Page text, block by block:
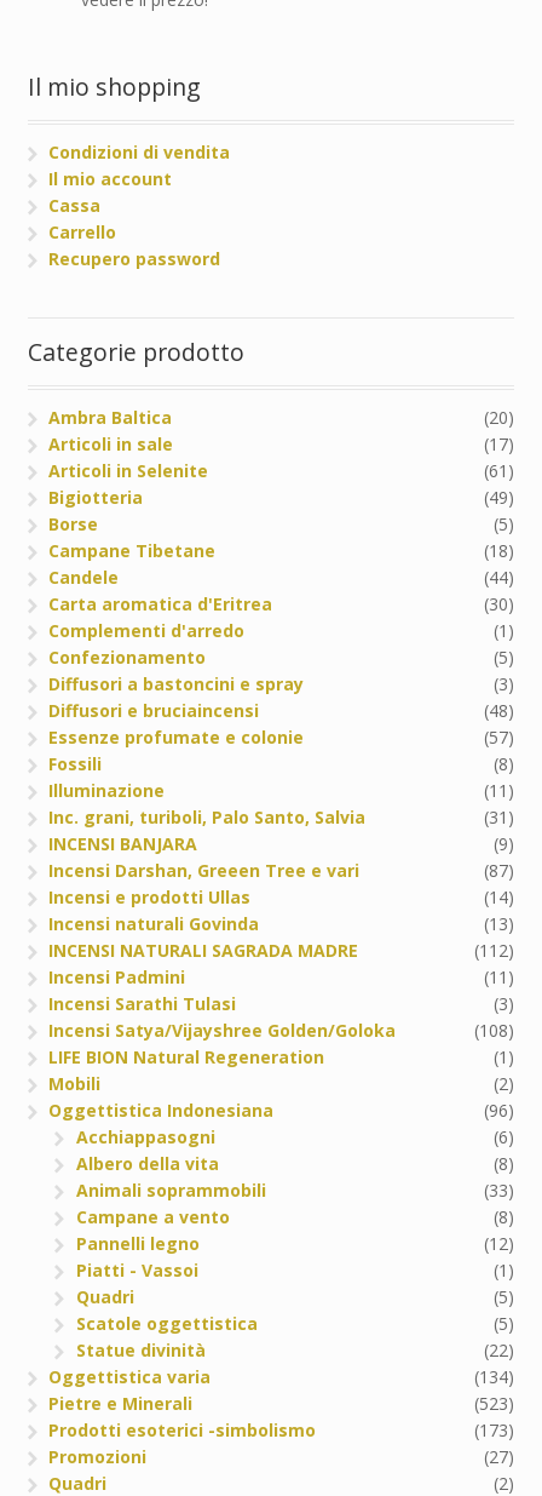
Il mio shopping
Condizioni di vendita
Il mio account
Cassa
Carrello
Recupero password
Categorie prodotto
Ambra Baltica
(20)
Articoli in sale
(17)
Articoli in Selenite
(61)
Bigiotteria
(49)
Borse
(5)
Campane Tibetane
(18)
Candele
(44)
Carta aromatica d'Eritrea
(30)
Complementi d'arredo
(1)
Confezionamento
(5)
Diffusori a bastoncini e spray
(3)
Diffusori e bruciaincensi
(48)
Essenze profumate e colonie
(57)
Fossili
(8)
Illuminazione
(11)
Inc. grani, turiboli, Palo Santo, Salvia
(31)
INCENSI BANJARA
(9)
Incensi Darshan, Greeen Tree e vari
(87)
Incensi e prodotti Ullas
(14)
Incensi naturali Govinda
(13)
INCENSI NATURALI SAGRADA MADRE
(112)
Incensi Padmini
(11)
Incensi Sarathi Tulasi
(3)
Incensi Satya/Vijayshree Golden/Goloka
(108)
LIFE BION Natural Regeneration
(1)
Mobili
(2)
Oggettistica Indonesiana
(96)
Acchiappasogni
(6)
Albero della vita
(8)
Animali soprammobili
(33)
Campane a vento
(8)
Pannelli legno
(12)
Piatti - Vassoi
(1)
Quadri
(5)
Scatole oggettistica
(5)
Statue divinità
(22)
Oggettistica varia
(134)
Pietre e Minerali
(523)
Prodotti esoterici -simbolismo
(173)
Promozioni
(27)
Quadri
(2)